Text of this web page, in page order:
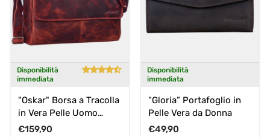
Disponibilità
immediata
"Oskar" Borsa a Tracolla
in Vera Pelle Uomo
Donna per Laptop 15
Prezzo normale
€159,90
Disponibilità
immediata
“Gloria” Portafoglio in
Pelle Vera da Donna
Prezzo normale
€49,90